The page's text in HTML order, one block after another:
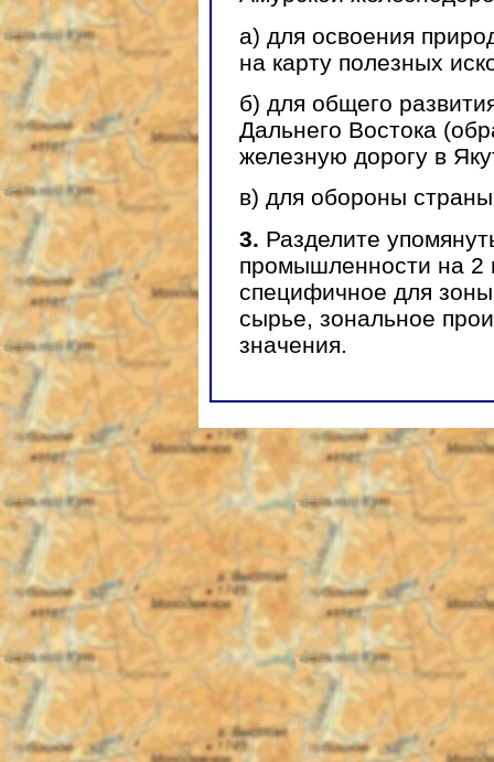
а) для освоения
на карту полезных
б) для общего
Дальнего Востока
железную дорогу в
в) для обороны
3. Разделите
промышленности на 2
специфичное для
сырье, зональное
значения.